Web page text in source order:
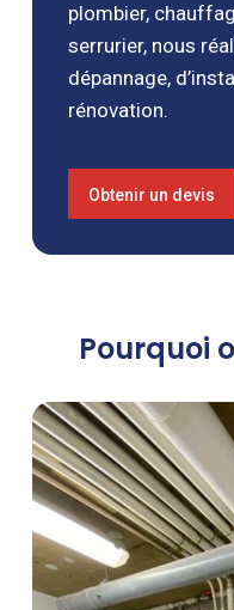
plombier,
serrurier, nous
dépannage,
rénovation.
Obtenir un devis
Pourquoi